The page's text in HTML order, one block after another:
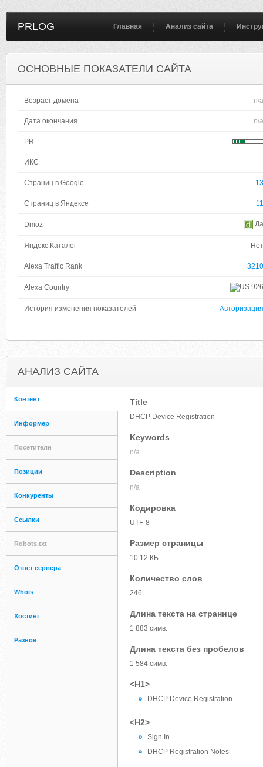
PRLOG Главная Анализ сайта
ОСНОВНЫЕ ПОКАЗАТЕЛИ САЙТА
Возраст домена n/a
Дата окончания n/a
PR
ИКС
Страниц в Google 13
Страниц в Яндексе 11
Dmoz Да
Яндекс Каталог Нет
Alexa Traffic Rank 3210
Alexa Country 926
История изменения показателей Авторизация
АНАЛИЗ САЙТА
Контент
Информер
Посетители
Позиции
Конкуренты
Ссылки
Robots.txt
Ответ сервера
Whois
Хостинг
Разное
Title
DHCP Device Registration
Keywords
n/a
Description
n/a
Кодировка
UTF-8
Размер страницы
10.12 КБ
Количество слов
246
Длина текста на странице
1 883 симв.
Длина текста без пробелов
1 584 симв.
<H1>
DHCP Device Registration
<H2>
Sign In
DHCP Registration Notes